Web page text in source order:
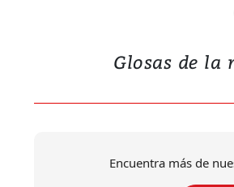
Glosas de la
Encuentra más de